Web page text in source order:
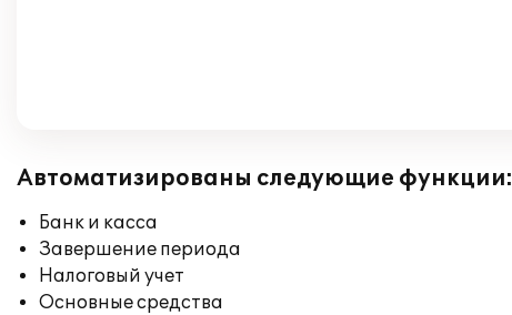
Автоматизированы следующие функции:
Банк и касса
Завершение периода
Налоговый учет
Основные средства